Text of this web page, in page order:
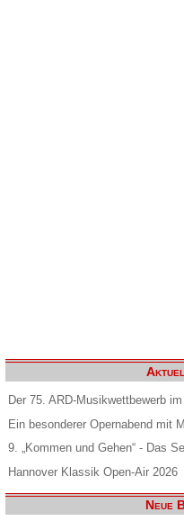
Der 75. ARD-Musikwettbewerb
Ein besonderer Opernabend mit
9. „Kommen und Gehen“ - Das
Hannover Klassik Open-Air 2026
Neue